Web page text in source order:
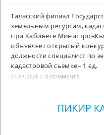
Таласский филиал
земельным ресурсам,
при Кабинете
объявляет открытый
должности специалист по
кадастровой сьемке– 1 ед.
31.07.2026 / 0 COMMENTS
ПИКИР